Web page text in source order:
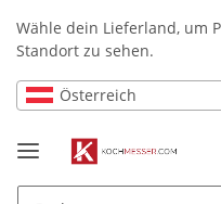
Wähle dein Lieferland, um
Standort zu sehen.
Österreich